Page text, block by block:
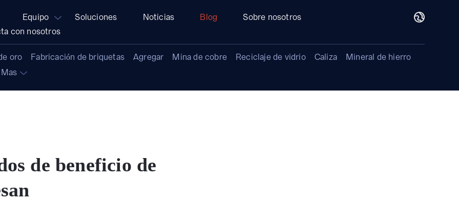
Equipo Soluciones Noticias Blog
Sobre nosotros
con nosotros
oro Fabricación de briquetas Agregar Mina de cobre Reciclaje de vidrio Caliza
Mineral de hierro
Mas
de beneficio de